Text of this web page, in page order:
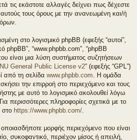
τις εκάστοτε αλλαγές δείχνει πως δέχεστε
τους όρους με την ανανεωμένη και/ή
στο λογισμικό phpBB (εφεξής “αυτοί”,
phpBB”, “www.phpbb.com”, “phpBB
είναι μια λύση συστήματος συζητήσεων
General Public License v2” (εφεξής “GPL”)
από τη σελίδα www.phpbb.com . Η ομάδα
την επιρροή στο περιεχόμενο και τους
με αυτό το λογισμικό ακολουθεί λόγω
περισσότερες πληροφορίες σχετικά με το
στο https://www.phpbb.com/
μορφής περιεχόμενο που είναι
συκοφαντικό, περιέχον μίσος ή απειλή,